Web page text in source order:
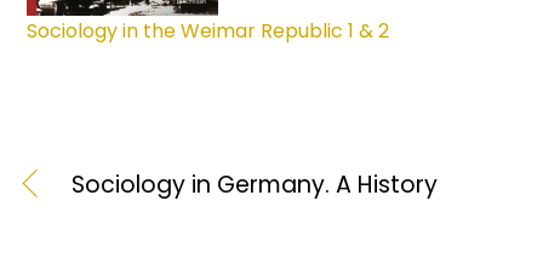
Sociology in the Weimar Republic 1 & 2
Sociology in Germany. A History